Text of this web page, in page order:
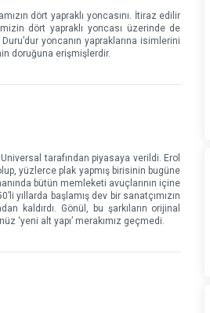
dört yapraklı yoncasını. İtiraz edilir
dört yapraklı yoncası üzerinde de
yoncanın yapraklarına isimlerini
doruğuna erişmişlerdir.
tarafından piyasaya verildi. Erol
yüzlerce plak yapmış birisinin bugüne
bütün memleketi avuçlarının içine
yıllarda başlamış dev bir sanatçımızın
kaldırdı. Gönül, bu şarkıların orijinal
‘yeni alt yapı’ merakımız geçmedi.